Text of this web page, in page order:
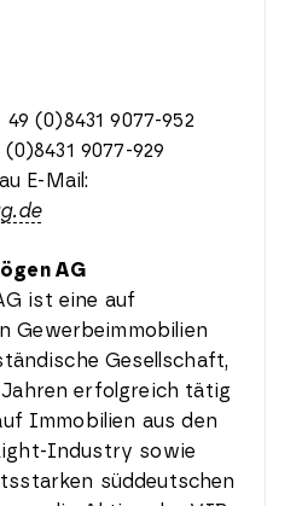
(0)8431 9077-952
9077-929
E-Mail:
AG
ist eine auf
Gewerbeimmobilien
Gesellschaft,
erfolgreich tätig
Immobilien aus den
Industry sowie
süddeutschen